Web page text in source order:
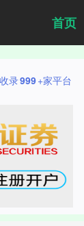
首页
录999+家平台